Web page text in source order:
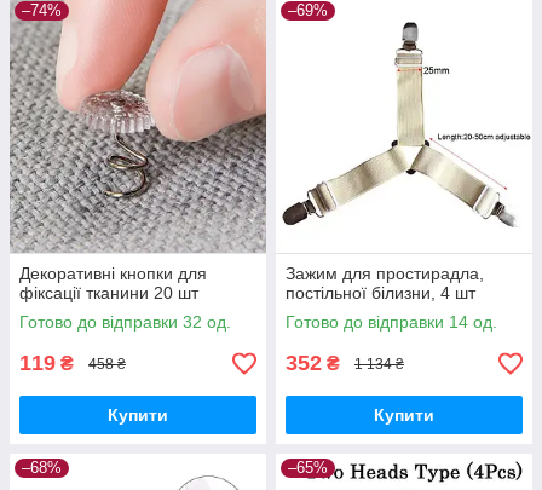
–74%
Декоративні кнопки для
фіксації тканини 20 шт
Готово до відправки 32 од.
119 ₴ 458 ₴
Купити
–69%
Зажим для простирадла,
постільної білизни, 4 шт
Готово до відправки 14 од.
352 ₴ 1 134 ₴
Купити
–68% –65%